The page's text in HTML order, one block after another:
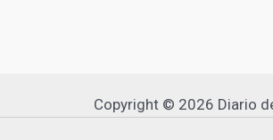
Copyright © 2026 Diario